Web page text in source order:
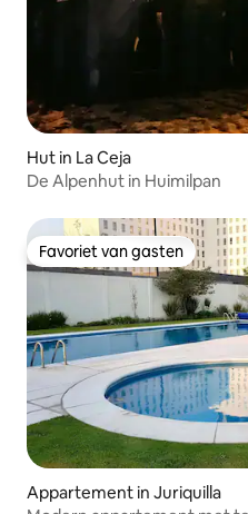
Hut in La Ceja
De Alpenhut in Huimilpan
Favoriet van gasten
Favoriet van gasten
Appartement in Juriquilla